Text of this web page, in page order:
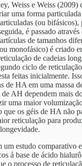
Weiss e Weiss (2009)
uma forma
(ou
é passado através
de tamanhos
monofásico) é criado
de cadeias
ciclo de
feitas inicialmente.
de HA em uma massa
AH dependem mais
uma maior
que os géis de HA não
reticulação para
um estudo comparativo
á base de ácido
o processo de